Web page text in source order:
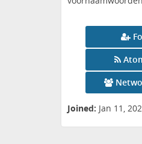
Joined: Jan 11,